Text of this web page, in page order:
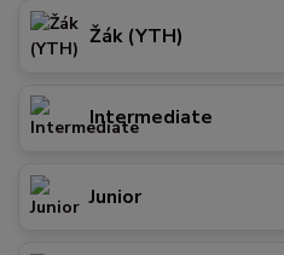
Žák (YTH)
Intermediate
Junior